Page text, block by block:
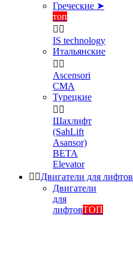
Греческие ➤
топ
 
IS technology
Итальянские
 
Ascensori
CMA
Турецкие
 
Шахлифт
(SahLift
Asansor)
BETA
Elevator
 Двигатели для лифтов
Двигатели
для
лифтовТОП